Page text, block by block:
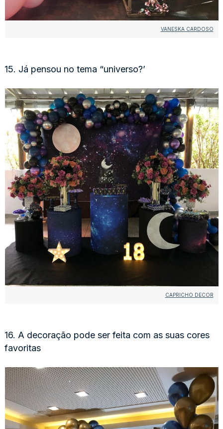
VANESKA CARDOSO
15. Já pensou no tema “universo?’
CAPRICHO DECOR
16. A decoração pode ser feita com as suas cores
favoritas